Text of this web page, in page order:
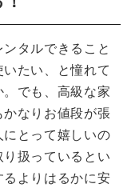
タルできること
たい、と憧れて
でも、高級な家
なりお値段が張
とって嬉しいの
扱っているとい
よりはるかに安